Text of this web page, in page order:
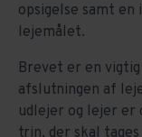
opsigelse samt
lejemålet.
Brevet er en
afslutningen af
udlejer og lejer er
trin, der skal